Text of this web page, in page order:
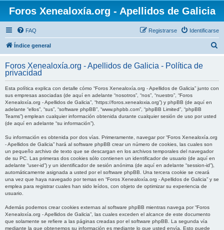
Foros Xenealoxía.org - Apellidos de Galicia
FAQ Identificarse
Registrarse
Índice general
c
Foros Xenealoxía.org - Apellidos de Galicia - Política de
privacidad
Esta política explica con detalle cómo “Foros Xenealoxía.org - Apellidos de Galicia” junto con
sus empresas asociadas (de aquí en adelante “nosotros”, “nos”, “nuestro”, “Foros
Xenealoxía.org - Apellidos de Galicia”, “https://foros.xenealoxia.org”) y phpBB (de aquí en
adelante “ellos”, “sus”, “software phpBB”, “www.phpbb.com”, “phpBB Limited”, “phpBB
Teams”) emplean cualquier información obtenida durante cualquier sesión de uso por usted
(de aquí en adelante “su información”).
Su información es obtenida por dos vías. Primeramente, navegar por “Foros Xenealoxía.org
- Apellidos de Galicia” hará al software phpBB crear un número de cookies, las cuales son
un pequeño archivo de texto que se descargan en los archivos temporales del navegador
de su PC. Las primeras dos cookies sólo contienen un identificador de usuario (de aquí en
adelante “user-id”) y un identificador de sesión anónima (de aquí en adelante “session-id”),
automáticamente asignada a usted por el software phpBB. Una tercera cookie se creará
una vez que haya navegado por temas en “Foros Xenealoxía.org - Apellidos de Galicia” y se
emplea para registrar cuales han sido leídos, con objeto de optimizar su experiencia de
usuario.
Además podemos crear cookies externas al software phpBB mientras navega por “Foros
Xenealoxía.org - Apellidos de Galicia”, las cuales exceden el alcance de este documento
que solamente se refiere a las páginas creadas por el software phpBB. La segunda vía
mediante la que obtenemos su información es mediante lo que usted envía. Esto puede